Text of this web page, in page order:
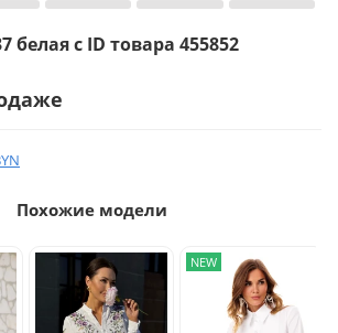
белая с ID товара 455852
Похожие модели
NEW